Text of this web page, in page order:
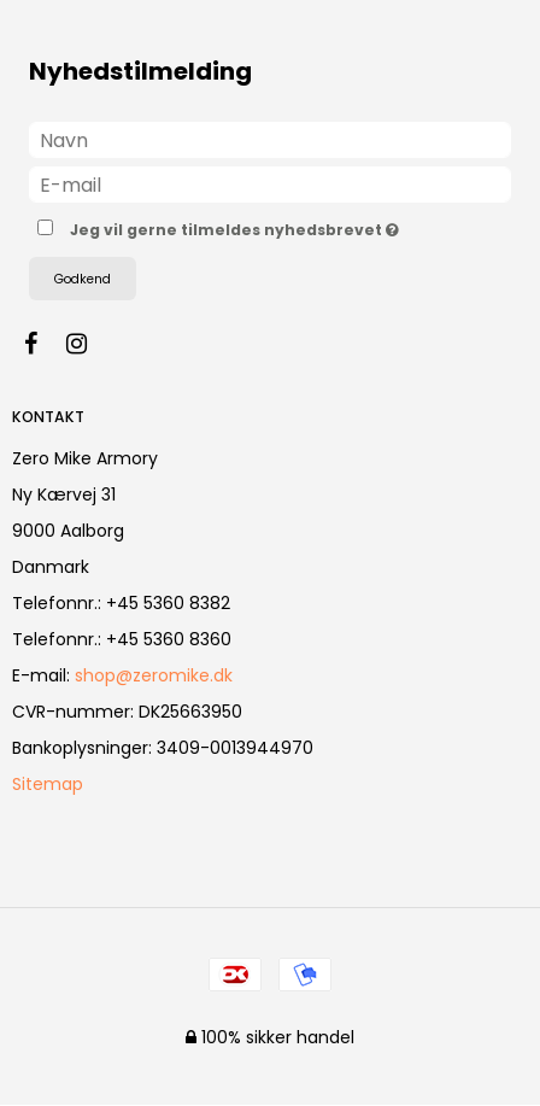
Nyhedstilmelding
Jeg vil gerne tilmeldes nyhedsbrevet
Godkend
KONTAKT
Zero Mike Armory
Ny Kærvej 31
9000 Aalborg
Danmark
Telefonnr.: +45 5360 8382
Telefonnr.: +45 5360 8360
E-mail: shop@zeromike.dk
CVR-nummer: DK25663950
Bankoplysninger: 3409-0013944970
Sitemap
100% sikker handel